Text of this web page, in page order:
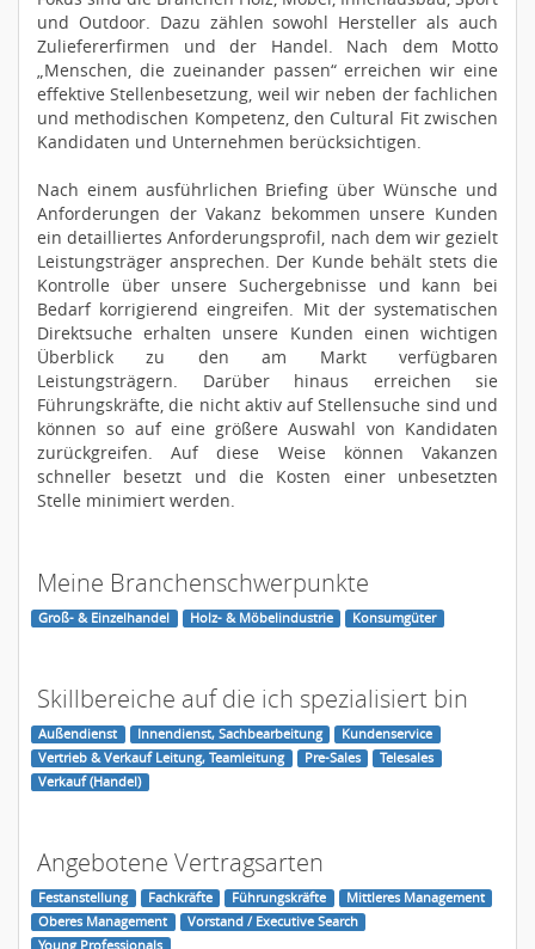
und Outdoor. Dazu zählen sowohl Hersteller als auch
Zuliefererfirmen und der Handel. Nach dem Motto
„Menschen, die zueinander passen“ erreichen wir eine
effektive Stellenbesetzung, weil wir neben der fachlichen
und methodischen Kompetenz, den Cultural Fit zwischen
Kandidaten und Unternehmen berücksichtigen.
Nach einem ausführlichen Briefing über Wünsche und
Anforderungen der Vakanz bekommen unsere Kunden
ein detailliertes Anforderungsprofil, nach dem wir gezielt
Leistungsträger ansprechen. Der Kunde behält stets die
Kontrolle über unsere Suchergebnisse und kann bei
Bedarf korrigierend eingreifen. Mit der systematischen
Direktsuche erhalten unsere Kunden einen wichtigen
Überblick zu den am Markt verfügbaren
Leistungsträgern. Darüber hinaus erreichen sie
Führungskräfte, die nicht aktiv auf Stellensuche sind und
können so auf eine größere Auswahl von Kandidaten
zurückgreifen. Auf diese Weise können Vakanzen
schneller besetzt und die Kosten einer unbesetzten
Stelle minimiert werden.
Meine Branchenschwerpunkte
Groß- & Einzelhandel Holz- & Möbelindustrie Konsumgüter
Skillbereiche auf die ich spezialisiert bin
Außendienst Innendienst, Sachbearbeitung
Kundenservice
Vertrieb & Verkauf Leitung, Teamleitung
Pre-Sales
Telesales
Verkauf (Handel)
Angebotene Vertragsarten
Festanstellung Fachkräfte Führungskräfte
Mittleres Management
Oberes Management
Vorstand / Executive Search
Young Professionals